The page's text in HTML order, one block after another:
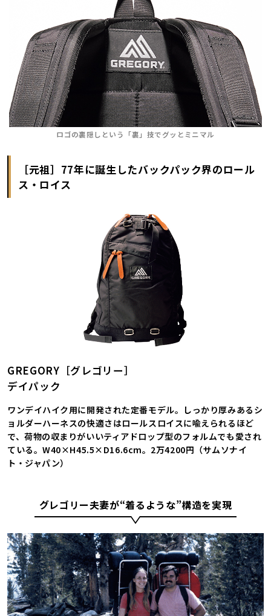
ロゴの裏隠しという「裏」技でグッとミニマル
［元祖］77年に誕生したバックパック界のロール
ス・ロイス
GREGORY［グレゴリー］
デイパック
ワンデイハイク用に開発された定番モデル。しっかり厚みあるシ
ョルダーハーネスの快適さはロールスロイスに喩えられるほど
で、荷物の収まりがいいティアドロップ型のフォルムでも愛され
ている。W40×H45.5×D16.6cm。2万4200円（サムソナイ
ト・ジャパン）
グレゴリー夫妻が“着るような”構造を実現